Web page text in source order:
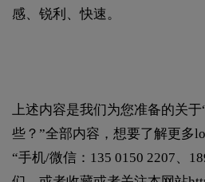
感、锐利、快速。
上述内容是我们为您准备的关
些？”全部内容，想要了解更多
“手机/微信：135 0150 2207、